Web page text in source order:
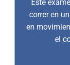
Este
correr en
en
el